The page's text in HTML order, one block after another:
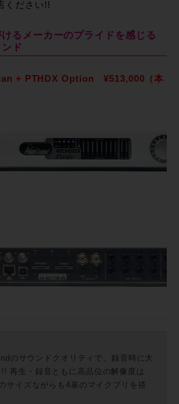
ください!!
るメーカーのプライドを感じる
ド
+ PTHDX Option ¥513,000（本
のサウンドクオリティで、録音時に大
再生・録音ともに高品位の解像度は
サイズながらも4基のマイクプリを搭